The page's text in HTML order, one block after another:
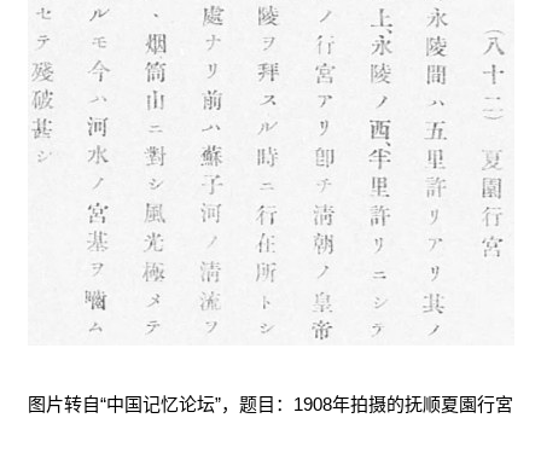
图片转自“中国记忆论坛”，题目：1908年拍摄的抚顺夏園行宮